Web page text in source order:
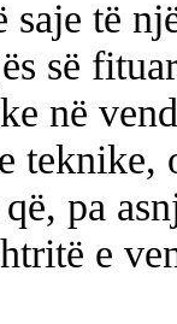
të
së
në
pa
e